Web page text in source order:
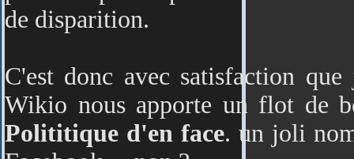
de disparition.
C'est donc avec satisfaction
Wikio nous apporte un flot de
Polititique d'en face. un joli